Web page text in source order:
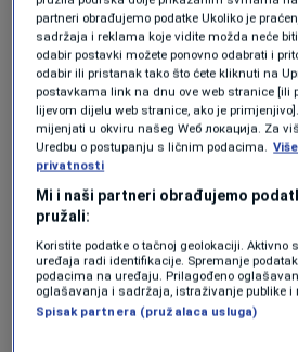
uključujući mnoge čija je
15.000 dolara“, izjavila je
(Rebecca Weast),
osiguranje (Insurance
scientist).
„Uz malo znanja i
mogu da pronađu
svog novog vozača, a da
partneri obrađujemo podatke Ukoliko je
sadržaja i reklama koje vidite možda neće
odabir postavki možete ponovno odabrati i
odabir ili pristanak tako što ćete kliknuti na
postavkama link na dnu ove web stranice [ili
lijevom dijelu web stranice, ako je
mijenjati u okviru našeg Wеб локација. Za
Uredbu o postupanju s ličnim podacima.
privatnosti
Mi i naši partneri obrađujemo
pružali:
Koristite podatke o tačnoj geolokaciji. Aktivno
uređaja radi identifikacije. Spremanje
podacima na uređaju. Prilagođeno
oglašavanja i sadržaja, istraživanje publike i
Spisak partnera (pružalaca usluga)